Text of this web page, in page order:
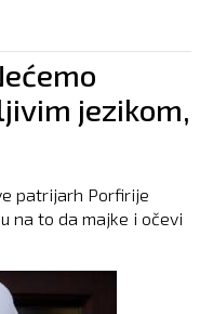
jezikom,
patrijarh Porfirije
na to da majke i očevi